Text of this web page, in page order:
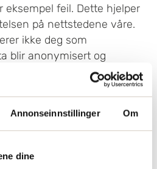
Annonseinnstillinger Om
dine
eksempel feil. Dette hjelper
på nettstedene våre.
ikke deg som
blir anonymisert og
i lengre tid over flere
til å bygge en profil. Disse
cookies brukes ofte for